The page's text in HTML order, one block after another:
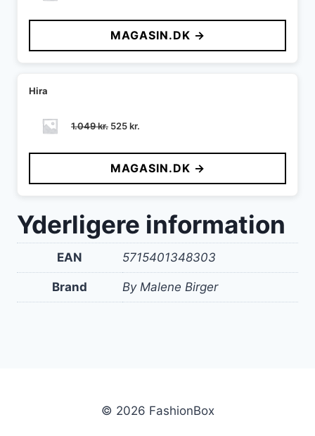
pris
var:
749 kr..
pris
er:
375 kr..
MAGASIN.DK →
Hira
1.049kr. Den
pris
var:
1.049 kr..
525kr.
pris
er:
525 kr..
MAGASIN.DK →
Yderligere information
EAN 5715401348303
Brand By Malene Birger
© 2026 FashionBox